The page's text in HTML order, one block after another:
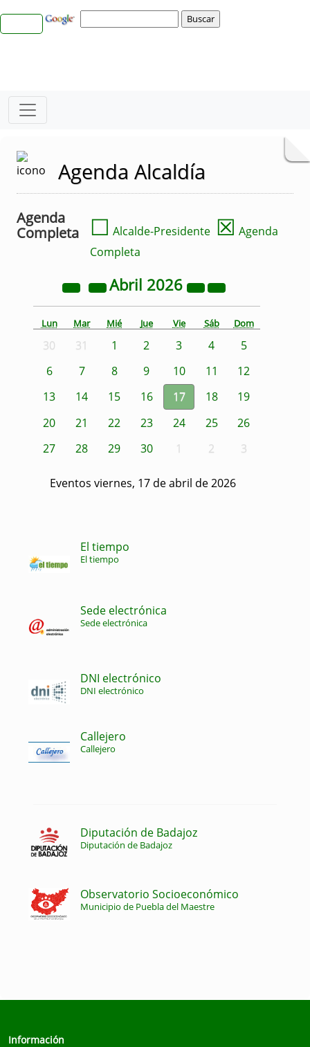
Agenda Alcaldía
Agenda
Completa
☐ Alcalde-Presidente ☒ Agenda
Completa
Abril 2026
Lun Mar Mié Jue Vie Sáb Dom
30 31 1 2 3 4
5
6
7 8 9 10 11
12
13
14 15 16 17 18
19
20
21 22 23 24 25
26
27
28 29 30 1 2 3
Eventos viernes, 17 de abril de 2026
El tiempo
El tiempo
Sede electrónica
Sede electrónica
DNI electrónico
DNI electrónico
Callejero
Callejero
Diputación de Badajoz
Diputación de Badajoz
Observatorio Socioeconómico
Municipio de Puebla del Maestre
Información